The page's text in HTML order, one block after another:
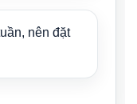
nên đặt